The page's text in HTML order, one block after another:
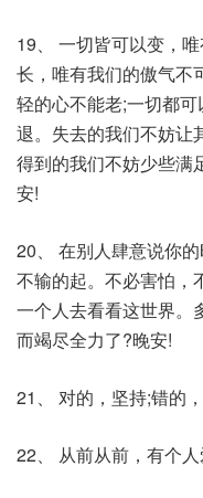
19、 一切皆可以变，
长，唯有我们的傲气不
轻的心不能老;一切都
退。失去的我们不妨让
得到的我们不妨少些满
安!
20、 在别人肆意说你
不输的起。不必害怕，
一个人去看看这世界。
而竭尽全力了?晚安!
21、 对的，坚持;错的
22、 从前从前，有个人